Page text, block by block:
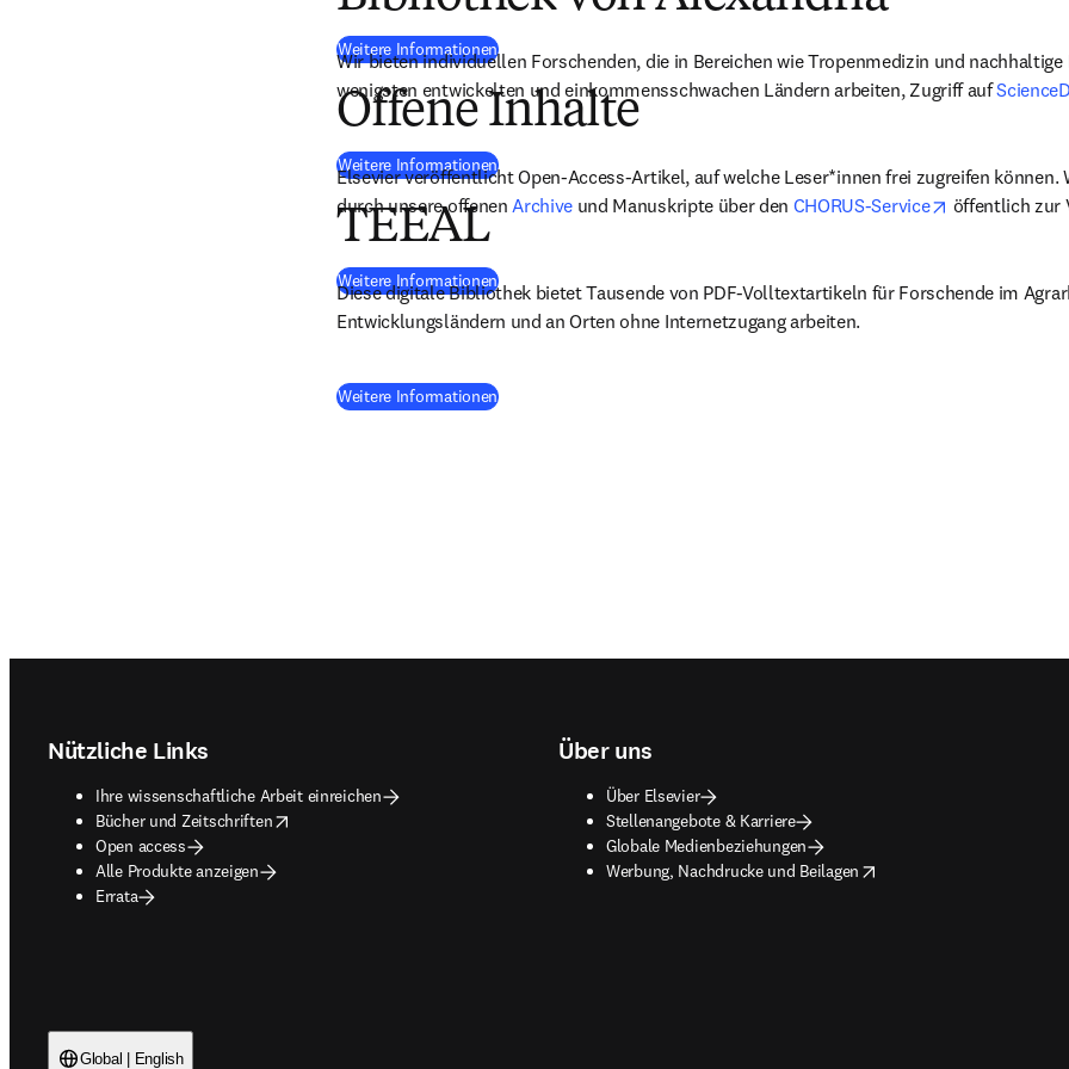
Weitere Informationen(
Wir bieten individuellen Forschenden, die in Bereichen wie Tropenmedizin und
wenigsten entwickelten und einkommensschwachen Ländern arbeiten, Zugriff auf
Weitere Informationen(
Offene Inhalte
Elsevier veröffentlicht Open-Access-Artikel, auf welche Leser*innen frei zugreifen
durch unsere offenen Archive und Manuskripte über den CHORUS-Service opens in new
öffentlich zur
Weitere Informationen(
TEEAL
Diese digitale Bibliothek bietet Tausende von PDF-Volltextartikeln für Forschende im
Entwicklungsländern und an Orten ohne Internetzugang arbeiten.
Weitere Informationen(
Nützliche Links
Ihre wissenschaftliche Arbeit einreichen
Bücher und Zeitschriften
opens in new tab/window
Open access
Alle Produkte anzeigen
Errata
Über uns
Über Elsevier
Stellenangebote & Karriere
Globale Medienbeziehungen
Werbung, Nachdrucke und Beilagen
opens in new tab/window
Global | English